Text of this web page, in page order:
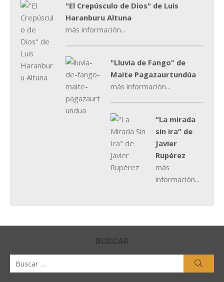
"El Crepúsculo de Dios" de Luis
Haranburu Altuna
más información...
"Lluvia de Fango” de
Maite Pagazaurtundúa
más información...
“La mirada
sin ira” de
Javier
Rupérez
más
información...
BUSCAR